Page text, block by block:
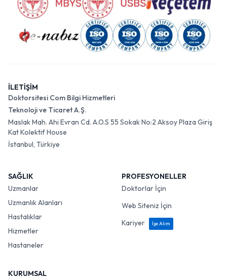
İLETİŞİM
Doktorsitesi Com Bilgi Hizmetleri
Teknoloji ve Ticaret A.Ş.
Maslak Mah. Ahi Evran Cd. A.O.S 55 Sokak No:2 Aksoy Plaza Giriş
Kat Kolektif House
İstanbul, Türkiye
SAĞLIK
Uzmanlar
Uzmanlık Alanları
Hastalıklar
Hizmetler
Hastaneler
PROFESYONELLER
Doktorlar İçin
Web Siteniz İçin
Kariyer
İşe Alım
KURUMSAL